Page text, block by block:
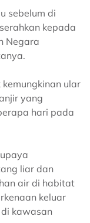
sebelum di
kepada
Negara
ular
yang
hari pada
liar dan
air di habitat
keluar
kawasan